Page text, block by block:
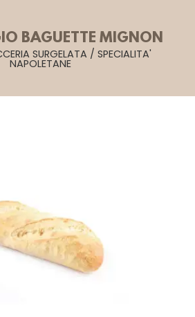
BAGUETTE MIGNON
SURGELATA / SPECIALITA'
NAPOLETANE